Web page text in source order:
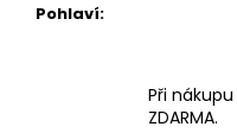
Pohlaví:
Při
ZDARMA.